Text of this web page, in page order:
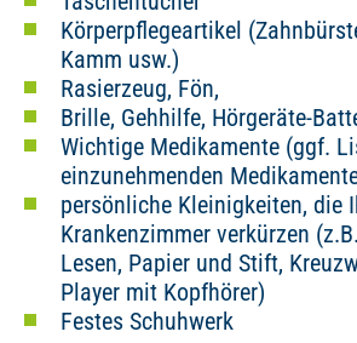
Körperpflegeartikel
Kamm usw.)
Rasierzeug, Fön,
Brille, Gehhilfe, Hörgeräte-
Wichtige Medikamente (ggf.
einzunehmenden
persönliche Kleinigkeiten, die
Krankenzimmer verkürzen
Lesen, Papier und Stift,
Player mit Kopfhörer)
Festes Schuhwerk